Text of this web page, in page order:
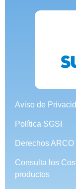
Aviso de
Política SGSI
Derechos ARCO
Consulta los
productos